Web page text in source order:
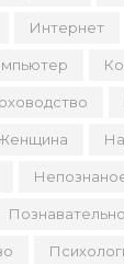
Интернет
Познавательно